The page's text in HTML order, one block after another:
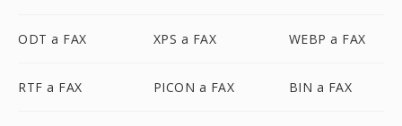
ODT a FAX XPS a FAX WEBP a FAX
RTF a FAX PICON a FAX BIN a FAX